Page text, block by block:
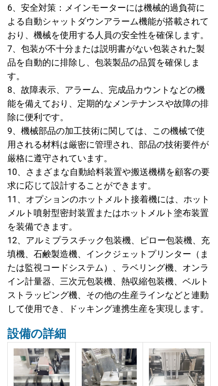
6、 安全対策：メインモーターには機械的過負荷に
よる自動シャットダウンアラーム機能が搭載されて
おり、機械を使用する人員の安全性を確保します。
7、 包装が不十分または説明書がない包装された製
品を自動的に排除し、包装製品の品質を確保しま
す。
8、 故障表示、アラーム、完成品カウントなどの機
能を備えており、定期的なメンテナンスや故障の排
除に便利です。
9、 機械部品の加工技術に関しては、この機械で使
用される材料は厳密に管理され、部品の技術要件が
厳格に遵守されています。
10、 さまざまな自動給料装置や搬送機構を顧客の要
求に応じて設計することができます。
11、 オプションのホットメルト接着機には、ホット
メルト噴射型密封装置またはホットメルト塗布装置
を装備できます。
12、 アルミプラスチック包装機、ピロー包装機、充
填機、石鹸製造機、インクジェットプリンター（ま
たは監視コードシステム）、ラベリング機、オンラ
イン計量器、三次元包装機、熱収縮包装機、ベルト
ストラッピング機、その他の生産ラインなどと連動
して使用でき、ドッキング連携生産を実現します。
設備の詳細